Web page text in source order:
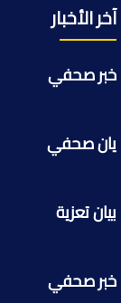
آخر الأخبار
خبر صحفي
يان صحفي
بيان تعزية
خبر صحفي